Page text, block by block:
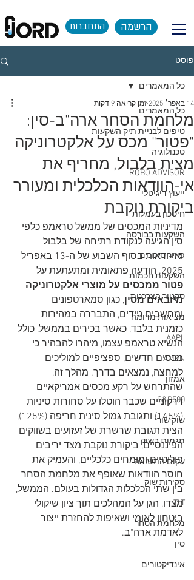
הרשמה התחברות
פוסט
כל המאמרים
טיפים לבניית תיק השקעות
טכנולוגיה
ROBO ADVISOR
ייעוץ דיגיטלי
חיסכון בעמלות
השקעות בבורסה
פיזור סיכונים
השקעות חכמות
סקטור הצרכנות
מציאות מדומה
AAPL
AMZN
אמזון
S&P500
שוק שורי
מגמות בשוק
עקום התשואה
סקירות שוק
TLT
מלחמת הסחר
סין
אינדיקטורים
כל המאמרים
מלחמת הסחר ארה"ב-סין:
"פטור" מכס על אלקטרוניקה
מצית בלבול, מחריף את
אי-הוודאות הכלכלית ומעורר
ביקורת נוקבת
14 באפר׳ 2025 זמן קריאה 9 דקות
מדיניות המכסים של ממשל טראמפ כלפי
סין הגיעה לנקודת רתיחה של בלבול
ואי-ודאות בסוף השבוע של ה-13 באפריל
2025. הודעה פתאומית ומתעתעת על
פטור ממכסים על מוצרי אלקטרוניקה
מיובאים מסין, כגון סמארטפונים
ומחשבים ניידים, התבררה במהירות
כזמנית בלבד, כאשר בכירים בממשל, כולל
הנשיא טראמפ עצמו, מיהרו להבהיר כי
מכסים חדשים, ספציפיים למוליכים
למחצה, נמצאים בדרך. מהלך זה,
שהתרחש על רקע מכסים אמריקאיים
דרקוניים שכבר הוטלו על סחורות סיניות
(145%) ותגובת גמול סינית חריפה (125%),
הצית תגובת שרשרת של זעזועים בשווקים
הפיננסיים, ביקורת נוקבת מצד יריבים
פוליטיים ומומחים כלכליים, והעמיק את
חוסר הוודאות שאופף את מלחמת הסחר
בין שתי הכלכלות הגדולות בעולם. הממשל,
מצדו, הגן על המהלכים תוך ציון שיקולי
ביטחון לאומי ושאיפות להחזרת ייצור
לאדמת ארה"ב.